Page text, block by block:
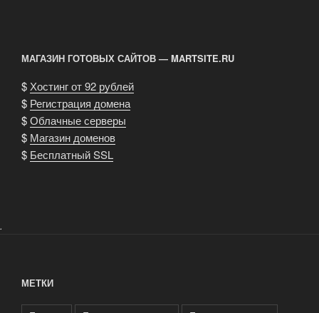
МАГАЗИН ГОТОВЫХ САЙТОВ — MARTSITE.RU
$ Хостинг от 92 рублей
$ Регистрация домена
$Облачные серверы
$ Магазин доменов
$ Бесплатный SSL
.
МЕТКИ